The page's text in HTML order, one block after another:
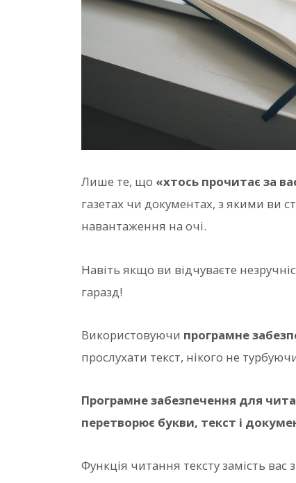
Лише те, що «хтось прочитає за
газетах чи документах, з якими ви
навантаження на очі.
Навіть якщо ви відчуваєте
гаразд!
Використовуючи програмне
прослухати текст, нікого не
Програмне забезпечення для
перетворює букви, текст і
Функція читання тексту замість вас